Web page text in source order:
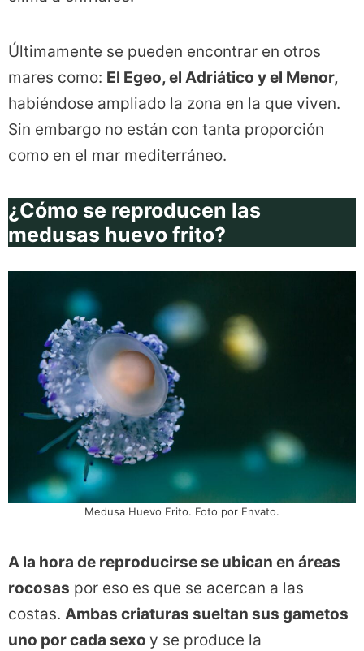
Últimamente se pueden encontrar en otros
mares como: El Egeo, el Adriático y el Menor,
habiéndose ampliado la zona en la que viven.
Sin embargo no están con tanta proporción
como en el mar mediterráneo.
¿Cómo se reproducen las
medusas huevo frito?
Medusa Huevo Frito. Foto por Envato.
A la hora de reproducirse se ubican en áreas
rocosas por eso es que se acercan a las
costas. Ambas criaturas sueltan sus gametos
uno por cada sexo y se produce la